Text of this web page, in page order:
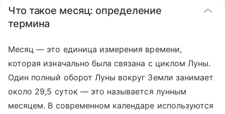
Что такое месяц: определение
термина
Месяц — это единица измерения времени,
которая изначально была связана с циклом Луны.
Один полный оборот Луны вокруг Земли занимает
около 29,5 суток — это называется лунным
месяцем. В современном календаре используются